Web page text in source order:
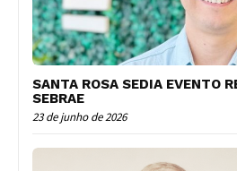
SANTA ROSA SEDIA EVENTO
SEBRAE
23 de junho de 2026